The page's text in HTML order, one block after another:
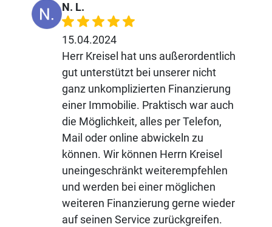
N. L.
15.04.2024
Herr Kreisel hat uns außerordentlich
gut unterstützt bei unserer nicht
ganz unkomplizierten Finanzierung
einer Immobilie. Praktisch war auch
die Möglichkeit, alles per Telefon,
Mail oder online abwickeln zu
können. Wir können Herrn Kreisel
uneingeschränkt weiterempfehlen
und werden bei einer möglichen
weiteren Finanzierung gerne wieder
auf seinen Service zurückgreifen.